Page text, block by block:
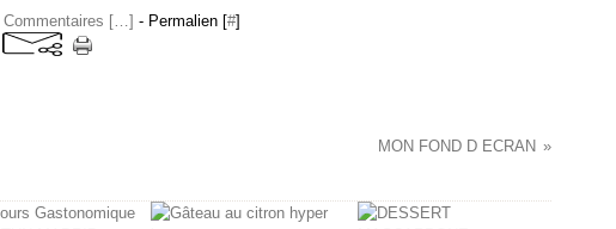
Commentaires […] - Permalien [#]
MON FOND D ECRAN